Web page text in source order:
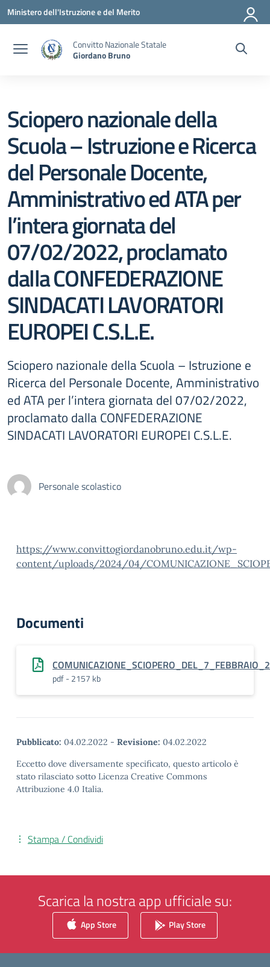
Vai ai contenuti
Vai al menu di navigazione
Vai al footer
Ministero dell'Istruzione e del Merito
Convitto Nazionale Statale
Giordano Bruno
Sciopero nazionale della
Scuola – Istruzione e Ricerca
del Personale Docente,
Amministrativo ed ATA per
l’intera giornata del
07/02/2022, proclamato
dalla CONFEDERAZIONE
SINDACATI LAVORATORI
EUROPEI C.S.L.E.
Sciopero nazionale della Scuola – Istruzione e
Ricerca del Personale Docente, Amministrativo
ed ATA per l’intera giornata del 07/02/2022,
proclamato dalla CONFEDERAZIONE
SINDACATI LAVORATORI EUROPEI C.S.L.E.
Personale scolastico
https://www.convittogiordanobruno.edu.it/wp-
content/uploads/2024/04/
Documenti
pdf - 2157 kb
Pubblicato: 04.02.2022 - Revisione: 04.02.2022
Eccetto dove diversamente specificato, questo articolo è
stato rilasciato sotto Licenza Creative Commons
Attribuzione 4.0 Italia.
Stampa / Condividi
Scarica la nostra app ufficiale su:
App Store Play Store